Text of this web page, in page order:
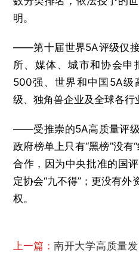
明。
——第十届世界5A评级仅
所、媒体、城市和协会申
500强、世界和中国5A级
级、独角兽企业及全球各行
——受推崇的5A高质量评
政府榜单上只有“黑榜”没有
合作，因为中央批准的国
定协会“九不得”；更没有外
权。
上一篇：南开大学高质量